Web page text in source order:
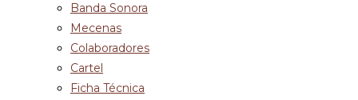
Banda Sonora
Mecenas
Colaboradores
Cartel
Ficha Técnica